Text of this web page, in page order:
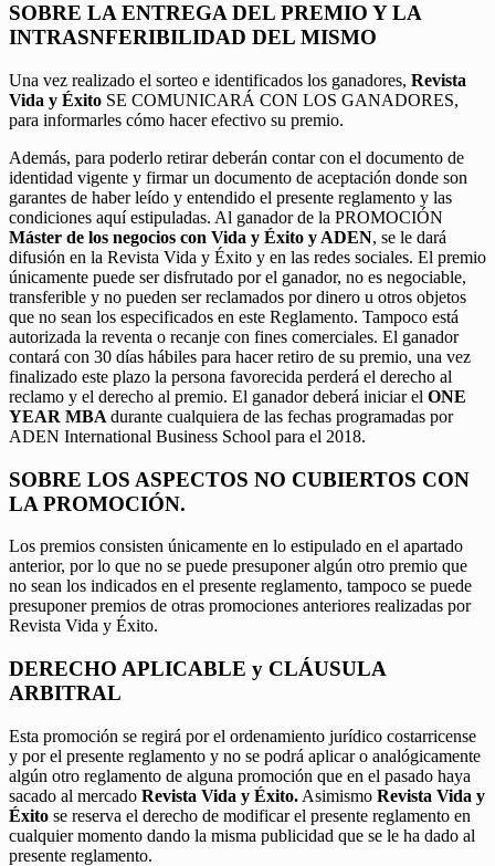
SOBRE LA ENTREGA DEL PREMIO Y LA
INTRASNFERIBILIDAD DEL MISMO
Una vez realizado el sorteo e identificados los ganadores, Revista
Vida y Éxito SE COMUNICARÁ CON LOS GANADORES,
para informarles cómo hacer efectivo su premio.
Además, para poderlo retirar deberán contar con el documento de
identidad vigente y firmar un documento de aceptación donde son
garantes de haber leído y entendido el presente reglamento y las
condiciones aquí estipuladas. Al ganador de la PROMOCIÓN
Máster de los negocios con Vida y Éxito y ADEN, se le dará
difusión en la Revista Vida y Éxito y en las redes sociales. El premio
únicamente puede ser disfrutado por el ganador, no es negociable,
transferible y no pueden ser reclamados por dinero u otros objetos
que no sean los especificados en este Reglamento. Tampoco está
autorizada la reventa o recanje con fines comerciales. El ganador
contará con 30 días hábiles para hacer retiro de su premio, una vez
finalizado este plazo la persona favorecida perderá el derecho al
reclamo y el derecho al premio. El ganador deberá iniciar el ONE
YEAR MBA durante cualquiera de las fechas programadas por
ADEN International Business School para el 2018.
SOBRE LOS ASPECTOS NO CUBIERTOS CON
LA PROMOCIÓN.
Los premios consisten únicamente en lo estipulado en el apartado
anterior, por lo que no se puede presuponer algún otro premio que
no sean los indicados en el presente reglamento, tampoco se puede
presuponer premios de otras promociones anteriores realizadas por
Revista Vida y Éxito.
DERECHO APLICABLE y CLÁUSULA
ARBITRAL
Esta promoción se regirá por el ordenamiento jurídico costarricense
y por el presente reglamento y no se podrá aplicar o analógicamente
algún otro reglamento de alguna promoción que en el pasado haya
sacado al mercado Revista Vida y Éxito. Asimismo Revista Vida y
Éxito se reserva el derecho de modificar el presente reglamento en
cualquier momento dando la misma publicidad que se le ha dado al
presente reglamento.